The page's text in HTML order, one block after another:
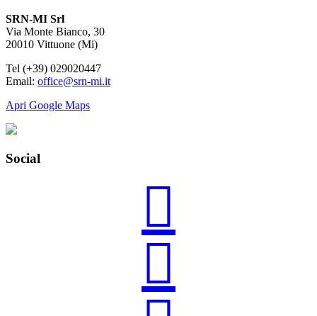
SRN-MI Srl
Via Monte Bianco, 30
20010 Vittuone (Mi)
Tel (+39) 029020447
Email: office@srn-mi.it
Apri Google Maps
Social

